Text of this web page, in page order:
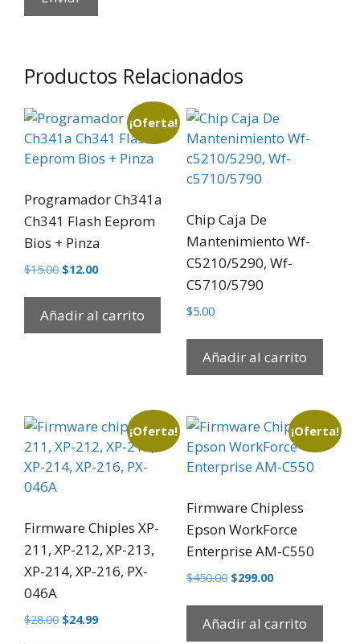
Productos Relacionados
¡Oferta!
Programador Ch341a
Ch341 Flash Eeprom
Bios + Pinza
$15.00 $12.00
Añadir al carrito
Chip Caja De
Mantenimiento Wf-
C5210/5290, Wf-
C5710/5790
$5.00
Añadir al carrito
¡Oferta!
Firmware Chiples XP-
211, XP-212, XP-213,
XP-214, XP-216, PX-
046A
$28.00 $24.99
¡Oferta!
Firmware Chipless
Epson WorkForce
Enterprise AM-C550
$450.00 $299.00
Añadir al carrito